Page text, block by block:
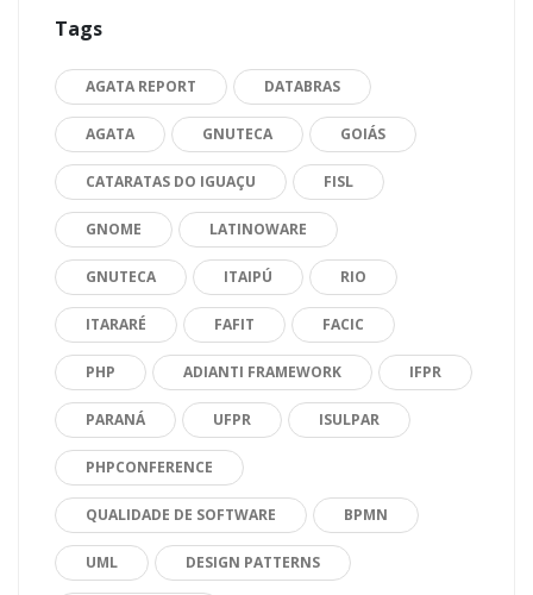
Tags
AGATA REPORT DATABRAS
AGATA GNUTECA GOIÁS
CATARATAS DO IGUAÇU FISL
GNOME LATINOWARE
GNUTECA ITAIPÚ RIO
ITARARÉ FAFIT FACIC
PHP ADIANTI FRAMEWORK IFPR
PARANÁ UFPR ISULPAR
PHPCONFERENCE
QUALIDADE DE SOFTWARE BPMN
UML DESIGN PATTERNS